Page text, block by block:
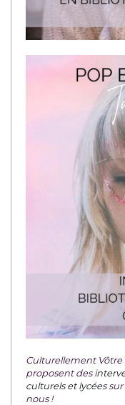
Culturellement Vôtre
proposent des
culturels et lycéessur
nous !